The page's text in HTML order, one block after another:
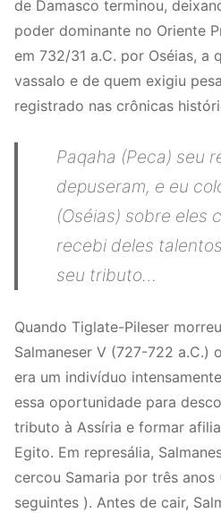
de Damasco terminou,
poder dominante no Oriente
em 732/31 a.C. por Oséias, a
vassalo e de quem exigiu
registrado nas crônicas
Paqaha (Peca) seu
depuseram, e eu
(Oséias) sobre eles
recebi deles
seu tributo…
Quando Tiglate-Pileser
Salmaneser V (727-722 a.C.)
era um indivíduo
essa oportunidade para
tributo à Assíria e formar
Egito. Em represália,
cercou Samaria por três anos
seguintes ). Antes de cair,